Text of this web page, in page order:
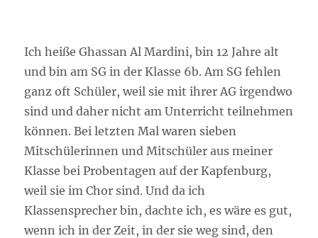
Ich heiße Ghassan Al Mardini, bin 12 Jahre alt
und bin am SG in der Klasse 6b. Am SG fehlen
ganz oft Schüler, weil sie mit ihrer AG irgendwo
sind und daher nicht am Unterricht teilnehmen
können. Bei letzten Mal waren sieben
Mitschülerinnen und Mitschüler aus meiner
Klasse bei Probentagen auf der Kapfenburg,
weil sie im Chor sind. Und da ich
Klassensprecher bin, dachte ich, es wäre es gut,
wenn ich in der Zeit, in der sie weg sind, den